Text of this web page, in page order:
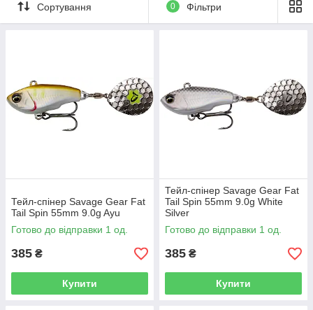
так і придонні шари водойми.
Приманка добре піддається джиговій проводці, тому стає
позитивно позначитися на клюваннях хижака.
Сортування 0 Фільтри
Тейл-спінер Savage Gear Fat
Tail Spin 55mm 9.0g Ayu
Готово до відправки 1 од.
385 ₴
Купити
Тейл-спінер Savage Gear Fat
Tail Spin 55mm 9.0g White
Silver
Готово до відправки 1 од.
385 ₴
Купити